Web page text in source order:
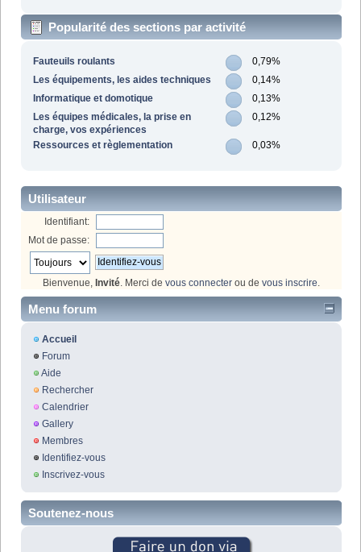
Popularité des sections par activité
Fauteuils roulants
0,79%
Les équipements, les aides techniques
0,14%
Informatique et domotique
0,13%
Les équipes médicales, la prise en
charge, vos expériences
0,12%
Ressources et règlementation 0,03%
Utilisateur
Identifiant:
Mot de passe:
Bienvenue, Invité. Merci de vous connecter ou de vous inscrire.
Menu forum
Accueil
Forum
Aide
Rechercher
Calendrier
Gallery
Membres
Identifiez-vous
Inscrivez-vous
Soutenez-nous